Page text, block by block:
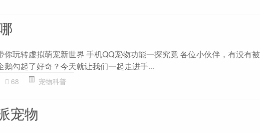
你玩转虚拟萌宠新世界 手机QQ宠物功能一探究竟 各位小伙伴，有没有被
鹅勾起了好奇？今天就让我们一起走进手...
68 宠物科普
宠物